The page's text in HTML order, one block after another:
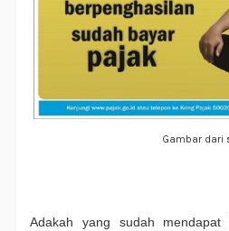
Gambar dari
Adakah yang sudah mendapat